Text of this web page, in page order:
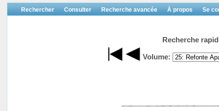
Rechercher Consulter Recherche avancée À propos Se
Recherche
Volume: